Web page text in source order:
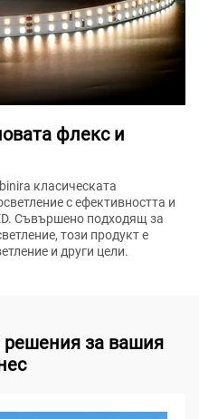
флекс и
класическата
с ефективността и
Съвършено подходящ за
този продукт е
и други цели.
за вашия